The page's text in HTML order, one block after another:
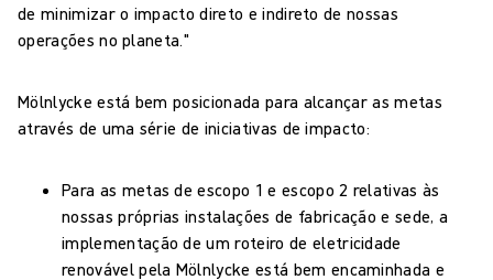
de minimizar o impacto direto e indireto de nossas
operações no planeta."
Mölnlycke está bem posicionada para alcançar as metas
através de uma série de iniciativas de impacto:
Para as metas de escopo 1 e escopo 2 relativas às
nossas próprias instalações de fabricação e sede, a
implementação de um roteiro de eletricidade
renovável pela Mölnlycke está bem encaminhada e